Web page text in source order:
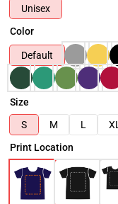
Unisex
Color
Default
Size
S
M L XL
Print Location